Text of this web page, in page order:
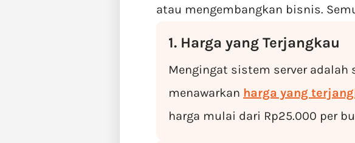
atau mengembangkan bisnis.
1. Harga yang Terjangkau
Mengingat sistem server
menawarkan harga yang
harga mulai dari Rp25.000 per